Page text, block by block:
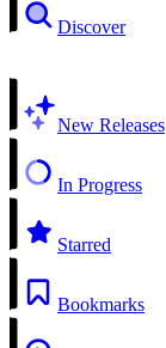
Discover
New Releases
In Progress
Starred
Bookmarks